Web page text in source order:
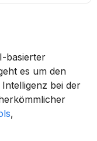
basierter
es um den
,